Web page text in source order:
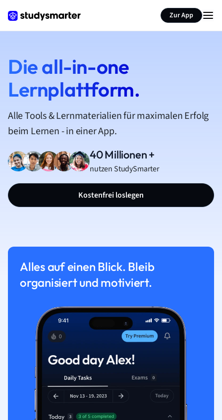
Zur App
Die all-in-one
Lernplattform.
Alle Tools & Lernmaterialien für maximalen Erfolg
beim Lernen - in einer App.
40 Millionen +
nutzen StudySmarter
Kostenfrei loslegen
Alles auf einen Blick. Bleib
organisiert und motiviert.